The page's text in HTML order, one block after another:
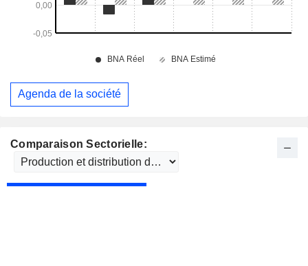
Comparaison Sectorielle:
Agenda de la société